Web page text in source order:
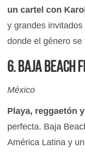
un cartel con
y grandes
donde el género
6. Baja Beach
México
Playa, reggaetón
perfecta. Baja
América Latina y